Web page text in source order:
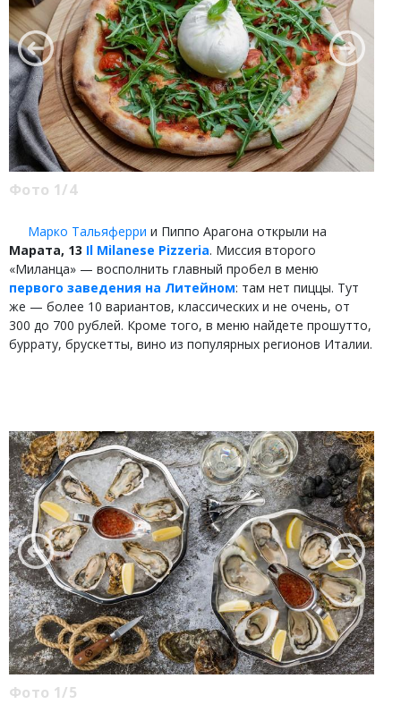
Фото 1/4
Марко Тальяферри и Пиппо Арагона открыли на
Марата, 13 Il Milanese Pizzeria. Миссия второго
«Миланца» — восполнить главный пробел в меню
первого заведения на Литейном: там нет пиццы. Тут
же — более 10 вариантов, классических и не очень, от
300 до 700 рублей. Кроме того, в меню найдете прошутто,
буррату, брускетты, вино из популярных регионов Италии.
Фото 1/5